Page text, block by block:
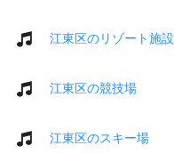
江東区のリゾート施設
江東区の競技場
江東区のスキー場